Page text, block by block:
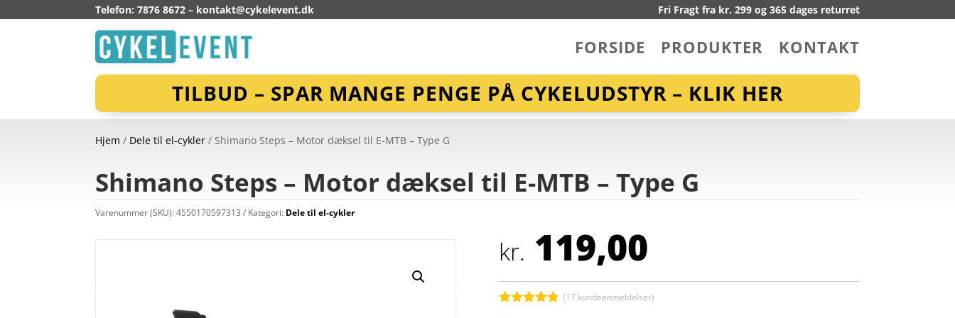
Telefon: 7876 8672 – kontakt@cykelevent.dk Fri Fragt fra kr. 299 og 365 dages returret
FORSIDE PRODUKTER KONTAKT
TILBUD – SPAR MANGE PENGE PÅ CYKELUDSTYR – KLIK HER
Hjem / Dele til el-cykler / Shimano Steps – Motor dæksel til E-MTB – Type G
Shimano Steps – Motor dæksel til E-MTB – Type G
Varenummer (SKU):4550170597313 Kategori: Dele til el-cykler
kr. 119,00
(17 kundeanmeldelser)